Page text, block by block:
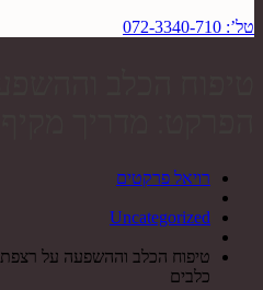
טל’: 072-3340-710
רויאל פרקטים
Uncategorized
טיפוח הכלב וההשפעה על
כלבים